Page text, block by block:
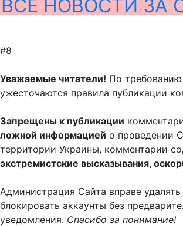
ВСЕ НОВОСТИ ЗА
#8
Уважаемые читатели! По
ужесточаются правила публикации
Запрещены к публикации
ложной информацией о проведении
территории Украины, комментарии
экстремистские высказывания,
Администрация Сайта вправе
блокировать аккаунты без
уведомления. Спасибо за понимание!